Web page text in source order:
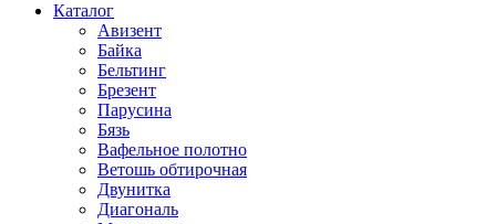
Каталог
Авизент
Байка
Бельтинг
Брезент
Парусина
Бязь
Вафельное полотно
Ветошь обтирочная
Двунитка
Диагональ